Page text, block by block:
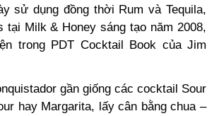
sử dụng đồng thời Rum và Tequila,
tại Milk & Honey sáng tạo năm 2008,
trong PDT Cocktail Book của Jim
gần giống các cocktail Sour
hay Margarita, lấy cân bằng chua –